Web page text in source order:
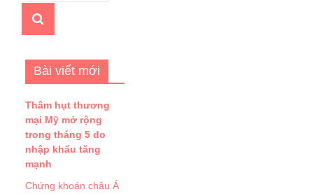
Bài viết mới
Thâm hụt thương
mại Mỹ mở rộng
trong tháng 5 do
nhập khẩu tăng
mạnh
Chứng khoán châu Á